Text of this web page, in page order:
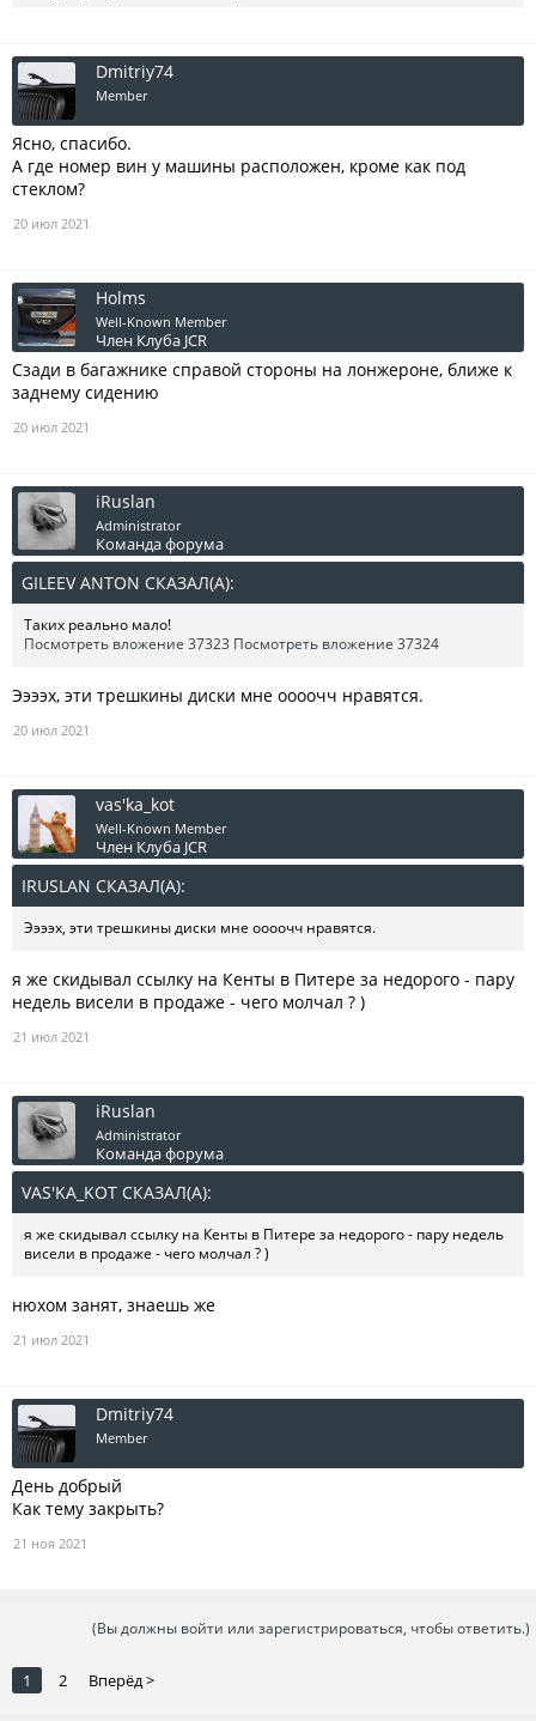
Dmitriy74
Member
Ясно, спасибо.
А где номер вин у машины расположен, кроме как под
стеклом?
20 июл 2021
Holms
Well-Known Member
Член Клуба JCR
Сзади в багажнике справой стороны на лонжероне, ближе к
заднему сидению
20 июл 2021
iRuslan
Administrator
Команда форума
GILEEV ANTON СКАЗАЛ(А):
Таких реально мало!
Посмотреть вложение 37323 Посмотреть вложение 37324
Ээээх, эти трешкины диски мне оооочч нравятся.
20 июл 2021
vas'ka_kot
Well-Known Member
Член Клуба JCR
IRUSLAN СКАЗАЛ(А):
Ээээх, эти трешкины диски мне оооочч нравятся.
я же скидывал ссылку на Кенты в Питере за недорого - пару
недель висели в продаже - чего молчал ? )
21 июл 2021
iRuslan
Administrator
Команда форума
VAS'KA_KOT СКАЗАЛ(А):
я же скидывал ссылку на Кенты в Питере за недорого - пару недель
висели в продаже - чего молчал ? )
нюхом занят, знаешь же
21 июл 2021
Dmitriy74
Member
День добрый
Как тему закрыть?
21 ноя 2021
(Вы должны войти или зарегистрироваться, чтобы ответить.)
1 2 Вперёд >